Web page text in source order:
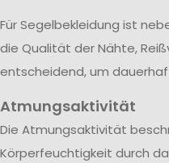
Für Segelbekleidung ist
die Qualität der Nähte,
entscheidend, um
Atmungsaktivität
Die Atmungsaktivität
Körperfeuchtigkeit durch